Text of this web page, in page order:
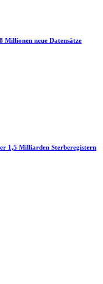
Millionen neue Datensätze
1,5 Milliarden Sterberegistern